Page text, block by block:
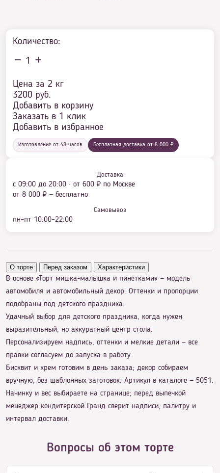
Количество:
1
Цена за 2 кг
3200 руб.
Добавить в корзину
Заказать в 1 клик
Добавить в избранное
Изготовление от 48 часов Бесплатная доставка от 8 000 ₽
Доставка
с 09:00 до 20:00 · от 600 ₽ по Москве
от 8 000 ₽ — бесплатно
Самовывоз
пн–пт 10:00–22:00
О торте Перед заказом Характеристики
В основе «Торт мишка-малышка и пинетками» — модель
автомобиля и автомобильный декор. Оттенки и пропорции
подобраны под детского праздника.
Удачный выбор для детского праздника, когда нужен
выразительный, но аккуратный центр стола.
Персонализируем надпись, оттенки и мелкие детали — все
правки согласуем до запуска в работу.
Бисквит и крем готовим в день заказа; декор собираем
вручную, без шаблонных заготовок. Артикул в каталоге — 5051.
Начинку и вес выбираете на странице; перед выпечкой
менеджер кондитерской Гранд сверит надписи, палитру и
интервал доставки.
Вопросы об этом торте